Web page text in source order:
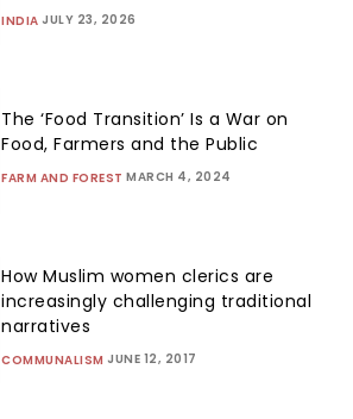
INDIA JULY 23, 2026
The ‘Food Transition’ Is a War on
Food, Farmers and the Public
FARM AND FOREST MARCH 4, 2024
How Muslim women clerics are
increasingly challenging traditional
narratives
COMMUNALISM JUNE 12, 2017